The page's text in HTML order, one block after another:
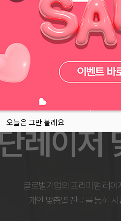
오늘은 그만 볼래요
미국, 이스라엘 등
레이저
글로벌기업의 프리미엄 레
개인 맞춤별 진료를 통해
세상 모든 뷰
예쁨
간단한 쁘띠성형부터 피부,
종합적인 뷰티 솔루션을